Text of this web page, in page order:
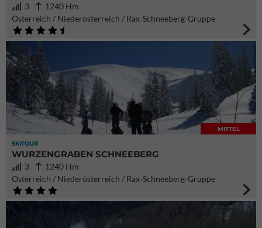
3
1240 Hm
Österreich / Niederösterreich / Rax-Schneeberg-Gruppe
SKITOUR
MITTEL
WURZENGRABEN SCHNEEBERG
3
1240 Hm
Österreich / Niederösterreich / Rax-Schneeberg-Gruppe